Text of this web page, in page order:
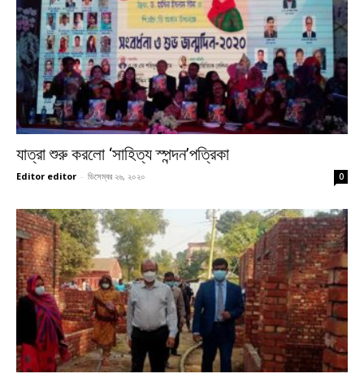
যাত্রা শুরু করলো ‘সাহিত্য স্পন্দন’পত্রিকা
Editor editor - ডিসেম্বর ২৬, ২০২০ 0